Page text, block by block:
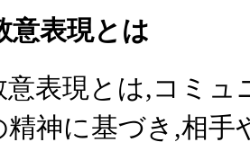
意表現とは
表現とは,コミュ
精神に基づき,相手